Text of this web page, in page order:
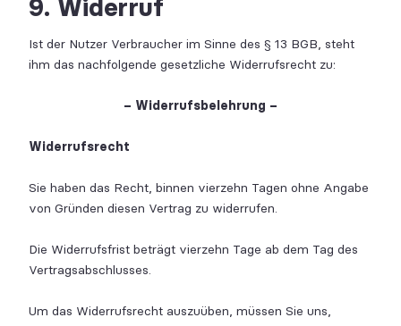
9. Widerruf
Ist der Nutzer Verbraucher im Sinne des § 13 BGB, steht
ihm das nachfolgende gesetzliche Widerrufsrecht zu:
– Widerrufsbelehrung –
Widerrufsrecht
Sie haben das Recht, binnen vierzehn Tagen ohne Angabe
von Gründen diesen Vertrag zu widerrufen.
Die Widerrufsfrist beträgt vierzehn Tage ab dem Tag des
Vertragsabschlusses.
Um das Widerrufsrecht auszuüben, müssen Sie uns,